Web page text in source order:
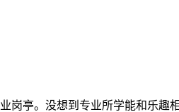
岗亭。没想到专业所学能和乐趣